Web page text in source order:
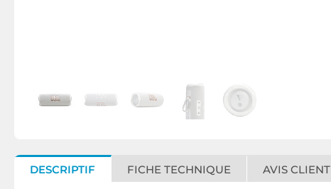
DESCRIPTIF FICHE TECHNIQUE AVIS CLIENT